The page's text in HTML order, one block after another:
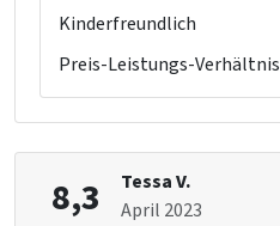
Kinderfreundlich
Preis-Leistungs-Verhältnis
8,3
Tessa V.
April 2023